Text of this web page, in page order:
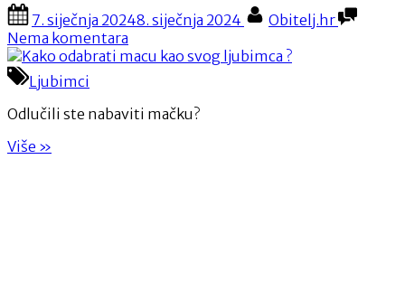
nogu”
Posted
on
7. siječnja 20248. siječnja 2024 By
Obitelj.hr
Nema komentara
Kako
kao
Ljubimci
Odlučili ste nabaviti mačku?
Više “Kako
»